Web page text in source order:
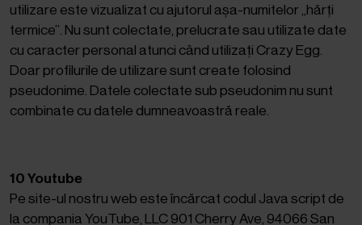
utilizare este vizualizat cu ajutorul așa-numitelor „hărți
termice”. Nu sunt colectate, prelucrate sau utilizate date
cu caracter personal atunci când utilizați Crazy Egg.
Doar profilurile de utilizare sunt create folosind
pseudonime. Datele colectate sub pseudonim nu sunt
combinate cu datele dumneavoastră reale.
10 Youtube
Pe site-ul nostru web este încărcat codul Java script de
la compania YouTube, LLC 901 Cherry Ave, 94066 San